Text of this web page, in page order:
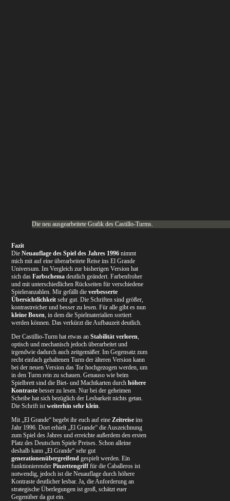
Die neu ausgearbeitete Grafik des Castillo-Turms.
Fazit
DieNeuauflage des Spiel des Jahres 1996 nimmt
mich mit auf eine überarbeitete Reise ins El Grande
Universum. Im Vergleich zur bisherigen Version hat
sich dasFarbschema deutlich geändert. Farbenfroher
und mit unterschiedlichen Rückseiten für verschiedene
Spieleranzahlen. Mir gefällt dieverbesserte
Übersichtlichkeit sehr gut. Die Schriften sind größer,
kontrastreicher und besser zu lesen. Für alle gibt es nun
kleine Boxen, in dem die Spielmaterialien sortiert
werden können. Das verkürzt die Aufbauzeit deutlich.
Der Castillio-Turm hat etwas anStabilität verloren,
optisch und mechanisch jedoch überarbeitet und
irgendwie dadurch auch zeitgemäßer. Im Gegensatz zum
recht einfach gehaltenen Turm der älteren Version kann
bei der neuen Version das Tor hochgezogen werden, um
in den Turm rein zu schauen. Genauso wie beim
Spielbrett sind die Biet- und Machtkarten durchhöhere
Kontraste besser zu lesen. Nur bei der geheimen
Scheibe hat sich bezüglich der Lesbarkeit nichts getan.
Die Schrift istweiterhin sehr klein.
Mit „El Grande“ begebt ihr euch auf eineZeitreise ins
Jahr 1996. Dort erhielt „El Grande“ die Auszeichnung
zum Spiel des Jahres und erreichte außerdem den ersten
Platz des Deutschen Spiele Preises. Schon alleine
deshalb kann „El Grande“ sehr gut
generationenübergreifend gespielt werden. Ein
funktionierenderPinzettengriff für die Caballeros ist
notwendig, jedoch ist die Neuauflage durch höhere
Kontraste deutlicher lesbar. Ja, die Anforderung an
strategische Überlegungen ist groß, schätzt euer
Gegenüber da gut ein.